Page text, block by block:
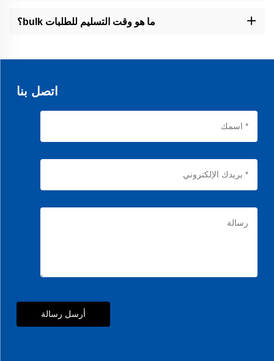
الإنتاج، وتأكيد المنتج النهائي. مصنعنا مزود بأكثر من 50 آلة متقدمة ويحمل
أكثر من 50 براءة اختراع لتقنيات تصنيع مبتكرة.
ما هو وقت التسليم للطلبات bulk؟
الطلبات العاجلة متاحة بناءً على الطلب.
اتصل بنا
أرسل رسالة